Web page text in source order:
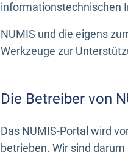
informationstechnischen
NUMIS und die eigens
Werkzeuge zur
Die Betreiber von
Das NUMIS-Portal wird
betrieben. Wir sind